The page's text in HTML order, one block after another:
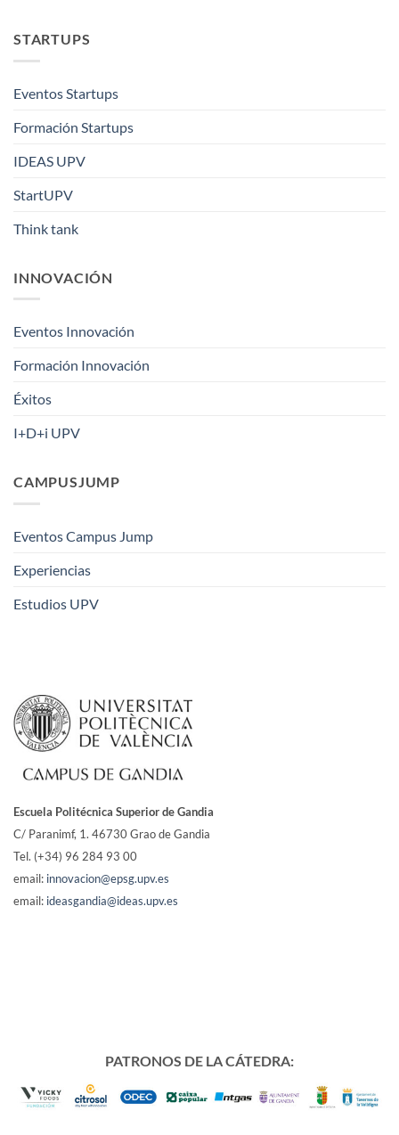
STARTUPS
Eventos Startups
Formación Startups
IDEAS UPV
StartUPV
Think tank
INNOVACIÓN
Eventos Innovación
Formación Innovación
Éxitos
I+D+i UPV
CAMPUSJUMP
Eventos Campus Jump
Experiencias
Estudios UPV
Escuela Politécnica Superior de Gandia
C/ Paranimf, 1. 46730 Grao de Gandia
Tel. (+34) 96 284 93 00
email: innovacion@epsg.upv.es
email: ideasgandia@ideas.upv.es
PATRONOS DE LA CÁTEDRA: